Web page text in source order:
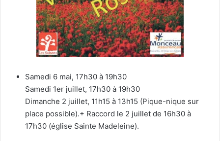
Samedi 6 mai, 17h30 à 19h30
Samedi 1er juillet, 17h30 à 19h30
Dimanche 2 juillet, 11h15 à 13h15 (Pique-nique sur
place possible).+ Raccord le 2 juillet de 16h30 à
17h30 (église Sainte Madeleine).